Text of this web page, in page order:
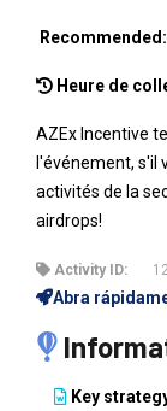
Recommended:
Heure de
AZEx Incentive
l'événement, s'il
activités de la
airdrops!
Activity ID:
Abra
Key